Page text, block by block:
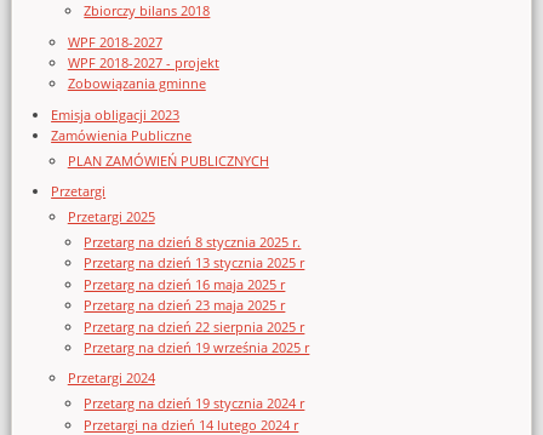
Zbiorczy bilans 2018
WPF 2018-2027
WPF 2018-2027 - projekt
Zobowiązania gminne
Emisja obligacji 2023
Zamówienia Publiczne
PLAN ZAMÓWIEŃ PUBLICZNYCH
Przetargi
Przetargi 2025
Przetarg na dzień 8 stycznia 2025 r.
Przetarg na dzień 13 stycznia 2025 r
Przetarg na dzień 16 maja 2025 r
Przetarg na dzień 23 maja 2025 r
Przetarg na dzień 22 sierpnia 2025 r
Przetarg na dzień 19 września 2025 r
Przetargi 2024
Przetarg na dzień 19 stycznia 2024 r
Przetargi na dzień 14 lutego 2024 r